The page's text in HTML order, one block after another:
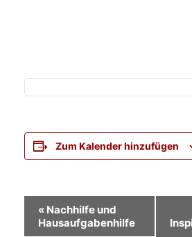
Zum Kalender hinzufügen
Veranstaltung-
Navigation
« Nachhilfe und
Hausaufgabenhilfe